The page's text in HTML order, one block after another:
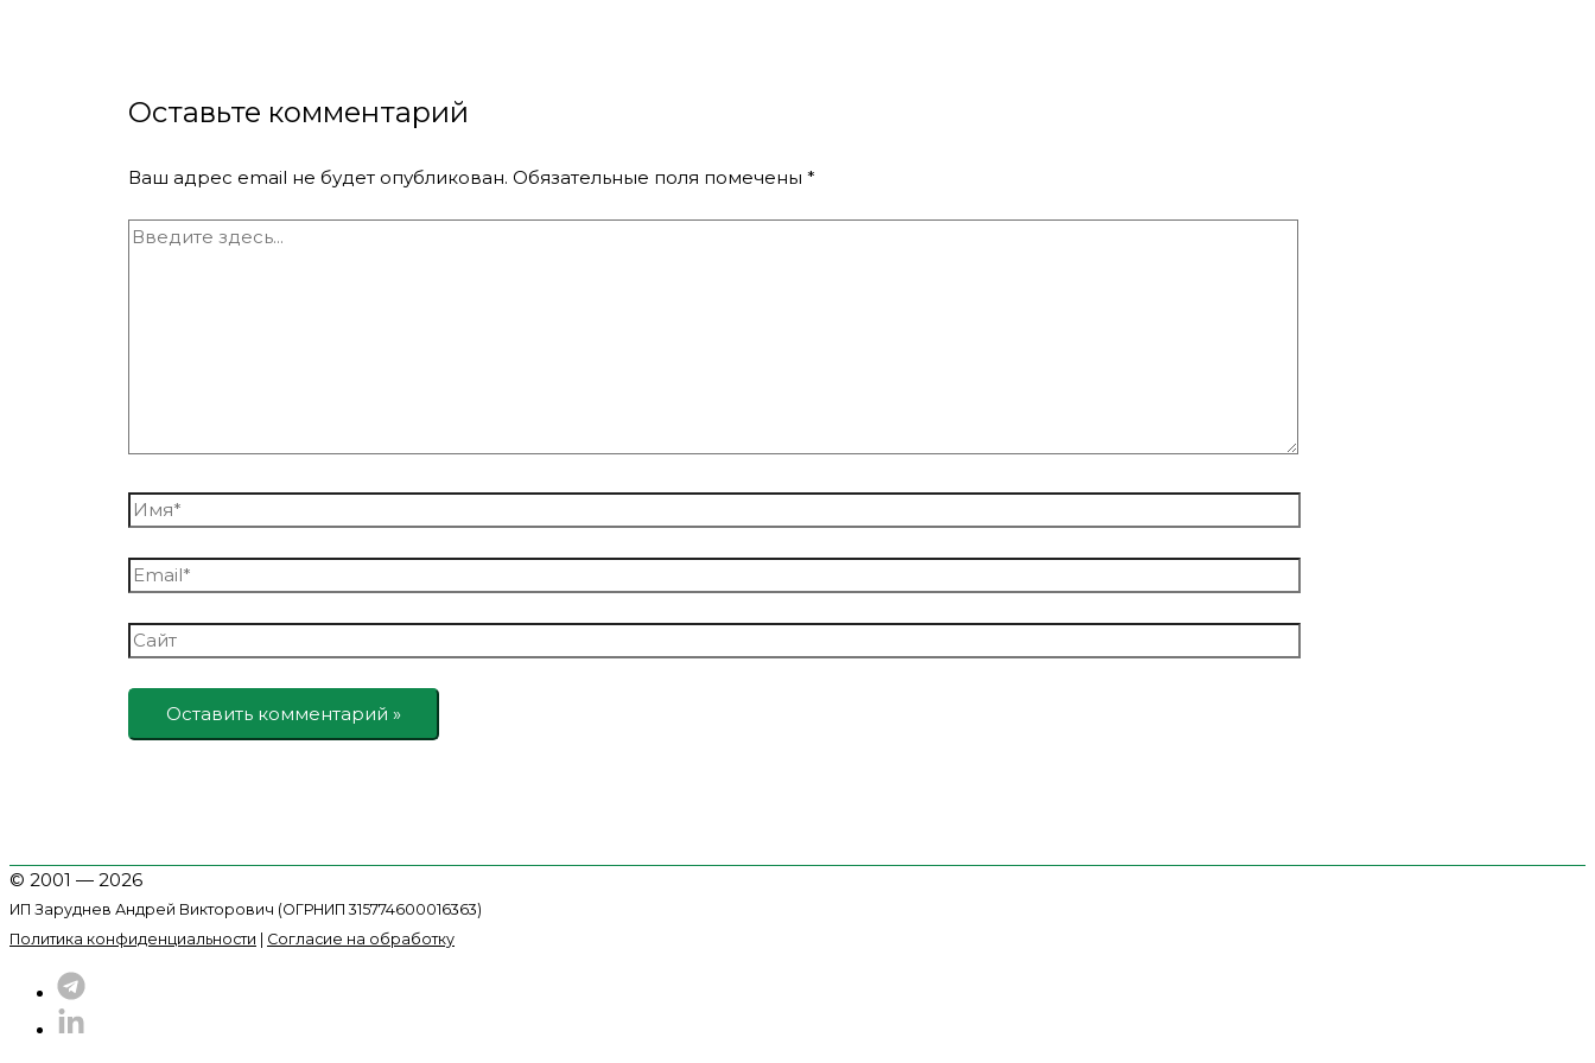
Оставьте комментарий
Ваш адрес email не будет опубликован. Обязательные поля помечены*
Введите
Имя*
Email*
Сайт
© 2001 — 2026
ИП Заруднев Андрей Викторович (ОГРНИП 315774600016363)
Политика конфиденциальности
Согласие на обработку